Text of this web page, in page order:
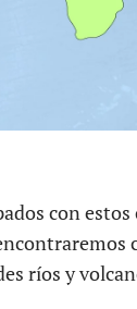
con
ríos y